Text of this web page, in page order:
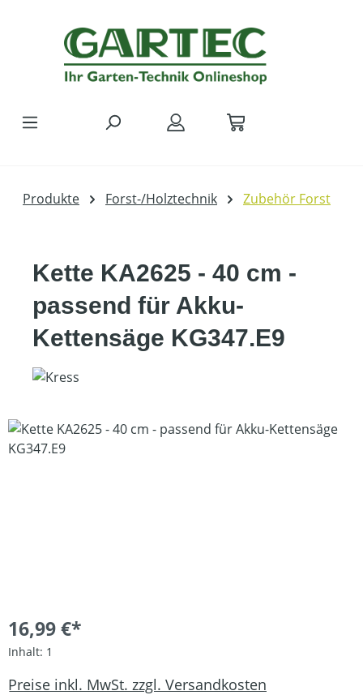
Produkte Forst-/Holztechnik Zubehör Forst
Kette KA2625 - 40 cm -
passend für Akku-
Kettensäge KG347.E9
Bildergalerie überspringen
16,99 €*
Inhalt: 1
Preise inkl. MwSt. zzgl. Versandkosten